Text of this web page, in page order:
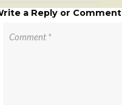
a Reply or Comment